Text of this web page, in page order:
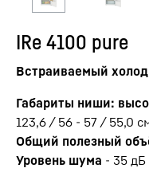
IRe 4100 pure
Встраиваемый
Габариты ниши:
123,6 / 56 - 57 / 55,0
Общий полезный
Уровень шума - 35 дБ